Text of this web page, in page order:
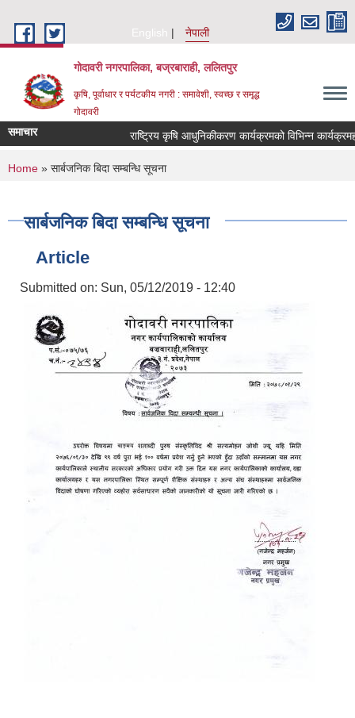
English
नेपाली
गोदावरी नगरपालिका, बज्रबाराही, ललितपुर
कृषि, पूर्वाधार र पर्यटकीय नगरी : समावेशी, स्वच्छ र समृद्ध
गोदावरी
समाचार
You are here
Home » सार्बजनिक बिदा सम्बन्धि सूचना
सार्बजनिक बिदा सम्बन्धि सूचना
Article
Submitted on: Sun, 05/12/2019 - 12:40